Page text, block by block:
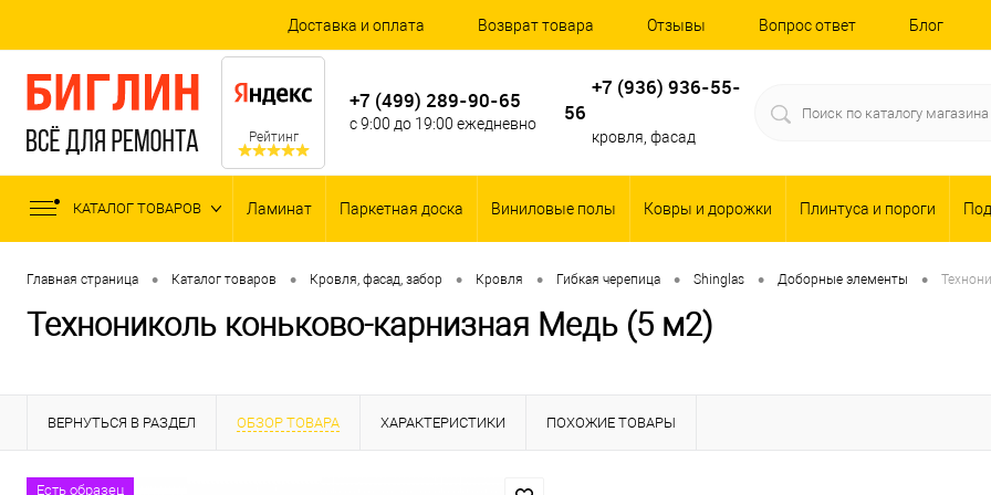
Доставка и оплата Возврат товара Отзывы Вопрос ответ Блог
Рейтинг
+7 (499) 289-90-65
с 9:00 до 19:00 ежедневно
+7 (936) 936-55-
56
кровля, фасад
КАТАЛОГ ТОВАРОВ Ламинат Паркетная доска Виниловые полы Ковры и дорожки Плинтуса и пороги
Главная страница • Каталог товаров • Кровля, фасад, забор • Кровля • Гибкая черепица • Shinglas • Доборные элементы •
Технониколь коньково-карнизная Медь (5 м2)
ВЕРНУТЬСЯ В РАЗДЕЛ ОБЗОР ТОВАРА ХАРАКТЕРИСТИКИ ПОХОЖИЕ ТОВАРЫ
Есть образец